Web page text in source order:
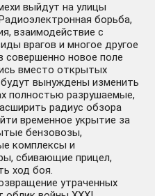
выйдут на улицы
борьба,
взаимодействие с
врагов и многое другое
совершенно новое поле
вместо открытых
будут вынуждены изменить
полностью разрушаемые,
радиус обзора
временное укрытие за
бензовозы,
комплексы и
сбивающие прицел,
ход боя.
утраченных